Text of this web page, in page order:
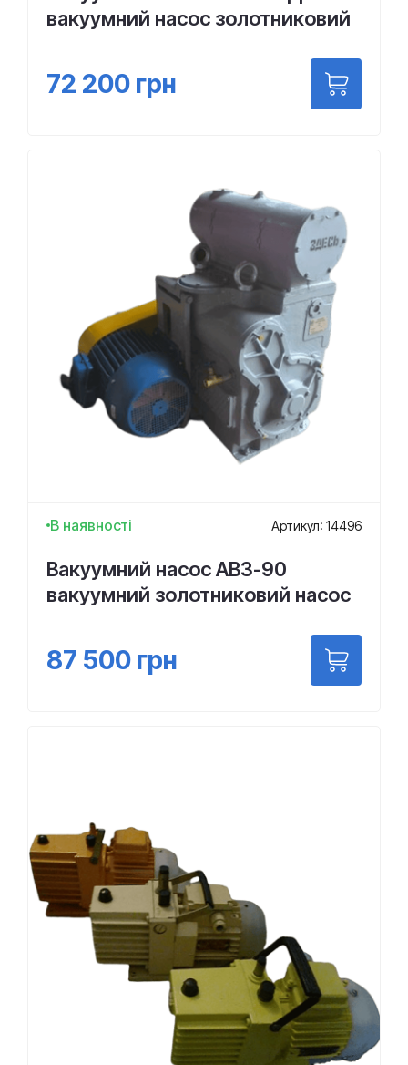
вакуумний насос золотниковий
72 200 грн
В наявності Артикул: 14496
Вакуумний насос АВЗ-90
вакуумний золотниковий насос
87 500 грн